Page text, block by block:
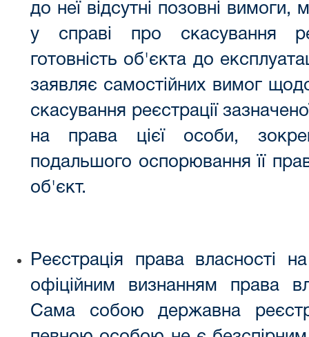
до неї відсутні позовні вимоги,
у справі про скасування
готовність об'єкта до
заявляє самостійних вимог
скасування реєстрації
на права цієї особи,
подальшого оспорювання її
об'єкт.
Реєстрація права власності
офіційним визнанням права
Сама собою державна